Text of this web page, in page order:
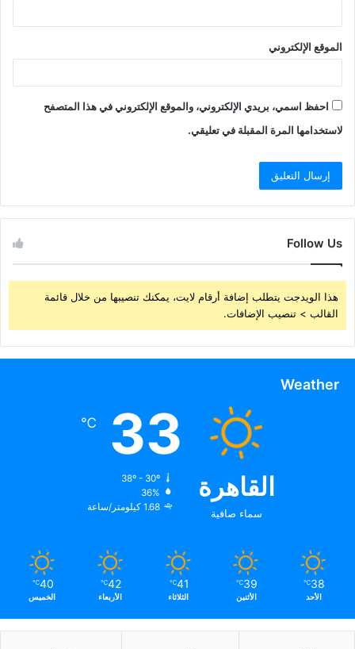
الموقع الإلكتروني
احفظ اسمي، بريدي الإلكتروني، والموقع الإلكتروني في هذا المتصفح
لاستخدامها المرة المقبلة في تعليقي.
Follow Us
هذا الويدجت يتطلب إضافة أرقام لايت، يمكنك تنصيبها من خلال قائمة
القالب > تنصيب الإضافات.
Weather
القاهرة
سماء صافية
33
℃
38º - 30º
36%
1.68 كيلومتر/ساعة
38
℃
الأحد
39
℃
الأثنين
41
℃
الثلاثاء
42
℃
الأربعاء
40
℃
الخميس